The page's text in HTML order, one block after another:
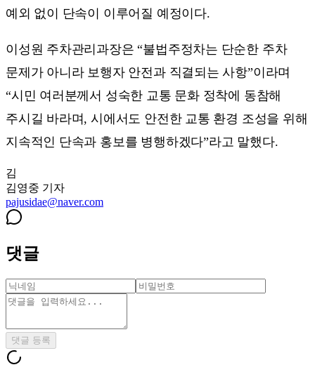
예외 없이 단속이 이루어질 예정이다.
이성원 주차관리과장은 “불법주정차는 단순한 주차
문제가 아니라 보행자 안전과 직결되는 사항”이라며
“시민 여러분께서 성숙한 교통 문화 정착에 동참해
주시길 바라며, 시에서도 안전한 교통 환경 조성을 위해
지속적인 단속과 홍보를 병행하겠다”라고 말했다.
김
김영중 기자
pajusidae@naver.com
댓글
댓글 등록